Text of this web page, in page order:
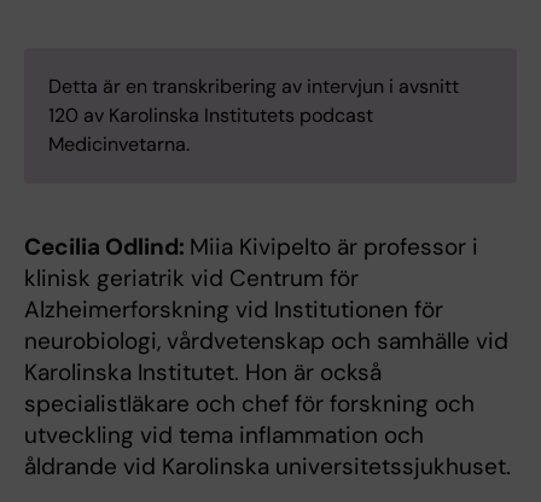
Detta är en transkribering av intervjun i avsnitt
120 av Karolinska Institutets podcast
Medicinvetarna.
Cecilia Odlind: Miia Kivipelto är professor i
klinisk geriatrik vid Centrum för
Alzheimerforskning vid Institutionen för
neurobiologi, vårdvetenskap och samhälle vid
Karolinska Institutet. Hon är också
specialistläkare och chef för forskning och
utveckling vid tema inflammation och
åldrande vid Karolinska universitetssjukhuset.